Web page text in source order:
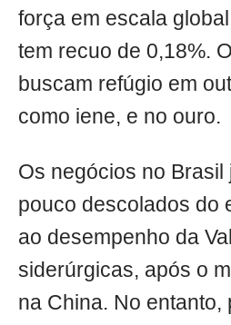
força em escala
tem recuo de 0,18%.
buscam refúgio em
como iene, e no ouro.
Os negócios no Brasil
pouco descolados do
ao desempenho da
siderúrgicas, após o
na China. No